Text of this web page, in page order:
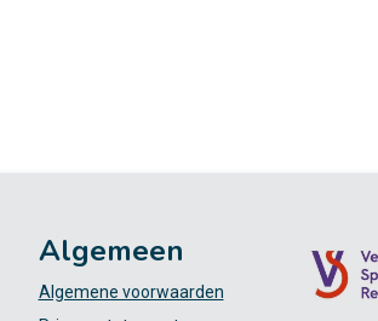
Algemeen
Algemene voorwaarden